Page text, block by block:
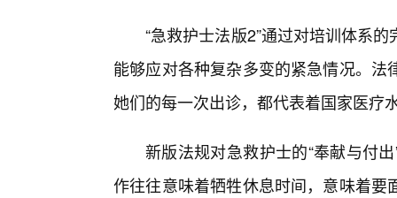
“急救护士法版2”通过对培训体系
能够应对各种复杂多变的紧急情况。
她们的每一次出诊，都代表着国家医疗
新版法规对急救护士的“奉献与付
作往往意味着牺牲休息时间，意味着